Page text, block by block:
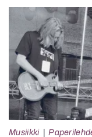
Musiikki